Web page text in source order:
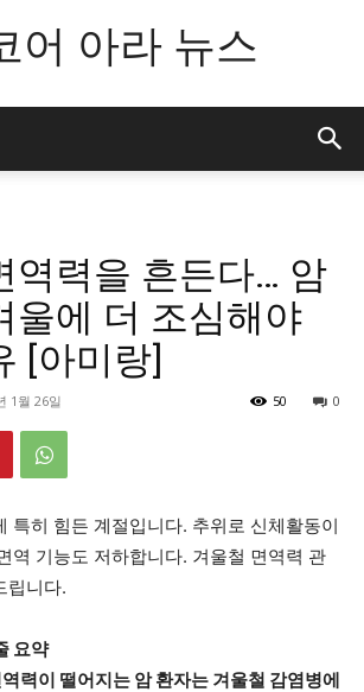
어 아라 뉴스
역력을 흔든다… 암
울에 더 조심해야
[아미랑]
1월 26일 0
50
특히 힘든 계절입니다. 추위로 신체활동이
역 기능도 저하합니다. 겨울철 면역력 관
립니다.
요약
력이 떨어지는 암 환자는 겨울철 감염병에